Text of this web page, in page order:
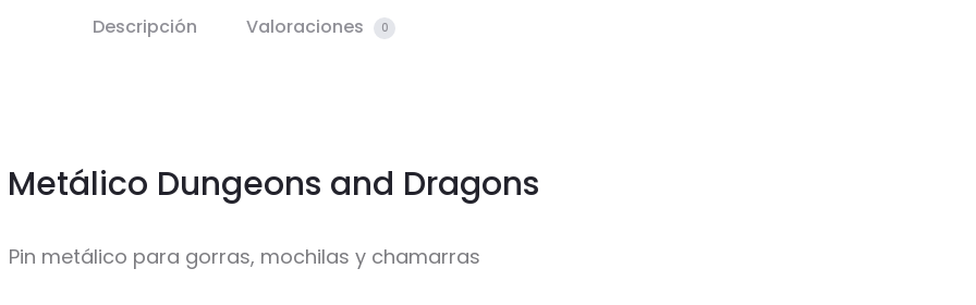
Descripción Valoraciones 0
Metálico Dungeons and Dragons
Pin metálico para gorras, mochilas y chamarras